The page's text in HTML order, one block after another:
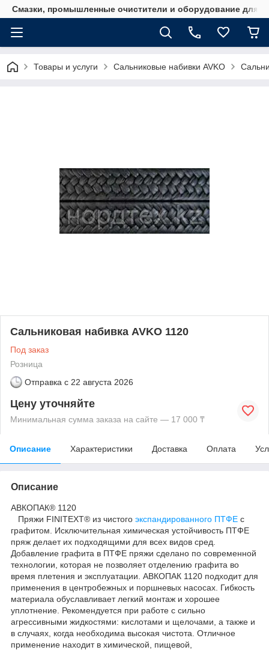
Смазки, промышленные очистители и оборудование для
Товары и услуги Сальниковые набивки AVKO
Сальниковая набивка AVKO 1120
Под заказ
Розница
Отправка с 22 августа 2026
Цену уточняйте
Минимальная сумма заказа на сайте — 17 000 ₸
Описание Характеристики Доставка Оплата
Описание
АВКОПАК® 1120
Пряжи FINITEXТ® из чистого экспандированного ПТФЕ с
графитом. Исключительная химическая устойчивость ПТФЕ
пряж делает их подходящими для всех видов сред.
Добавление графита в ПТФЕ пряжи сделано по современной
технологии, которая не позволяет отделению графита во
время плетения и эксплуатации. АВКОПАК 1120 подходит для
применения в центробежных и поршневых насосах. Гибкость
материала обуславливает легкий монтаж и хорошее
уплотнение. Рекомендуется при работе с сильно
агрессивными жидкостями: кислотами и щелочами, а также и
в случаях, когда необходима высокая чистота. Отличное
применение находит в химической, пищевой,